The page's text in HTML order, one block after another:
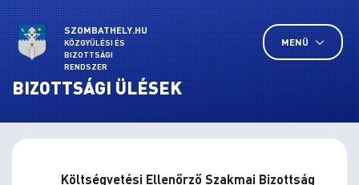
SZOMBATHELY.HU
KÖZGYŰLÉSI ÉS
BIZOTTSÁGI
RENDSZER
MENÜ
BIZOTTSÁGI ÜLÉSEK
Költségvetési Ellenőrző Szakmai Bizottság